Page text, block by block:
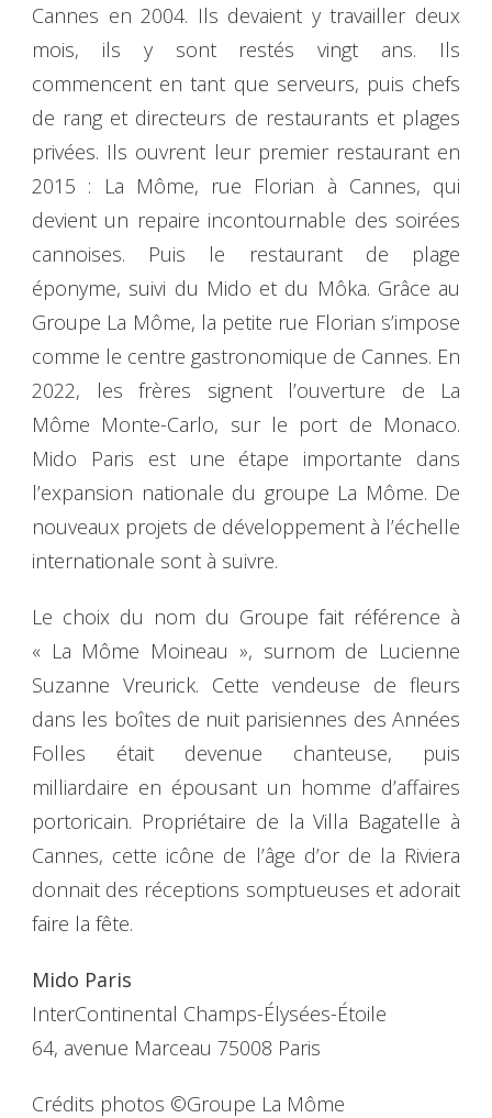
Cannes en 2004. Ils devaient y travailler deux
mois, ils y sont restés vingt ans. Ils
commencent en tant que serveurs, puis chefs
de rang et directeurs de restaurants et plages
privées. Ils ouvrent leur premier restaurant en
2015 : La Môme, rue Florian à Cannes, qui
devient un repaire incontournable des soirées
cannoises. Puis le restaurant de plage
éponyme, suivi du Mido et du Môka. Grâce au
Groupe La Môme, la petite rue Florian s’impose
comme le centre gastronomique de Cannes. En
2022, les frères signent l’ouverture de La
Môme Monte-Carlo, sur le port de Monaco.
Mido Paris est une étape importante dans
l’expansion nationale du groupe La Môme. De
nouveaux projets de développement à l’échelle
internationale sont à suivre.
Le choix du nom du Groupe fait référence à
« La Môme Moineau », surnom de Lucienne
Suzanne Vreurick. Cette vendeuse de fleurs
dans les boîtes de nuit parisiennes des Années
Folles était devenue chanteuse, puis
milliardaire en épousant un homme d’affaires
portoricain. Propriétaire de la Villa Bagatelle à
Cannes, cette icône de l’âge d’or de la Riviera
donnait des réceptions somptueuses et adorait
faire la fête.
Mido Paris
InterContinental Champs-Élysées-Étoile
64, avenue Marceau 75008 Paris
Crédits photos ©Groupe La Môme